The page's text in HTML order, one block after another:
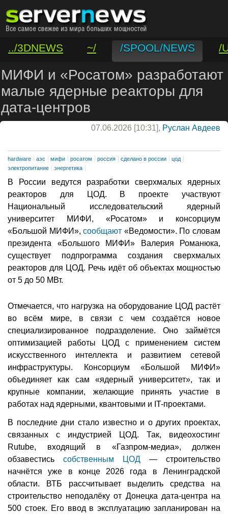
../3DNEWS ~/ /SPOOL/NEWS
/
/VAR/CONTACT
МИФИ и «Росатом» разработают
малые ядерные реакторы для
дата-центров
07.06.2026 [10:31], Руслан Авдеев
hardware аэс мифи росатом россия сделано в россии
цод
электропитание
энергетика
В России ведутся разработки сверхмалых ядерных
реакторов для ЦОД. В проекте участвуют
Национальный исследовательский ядерный
университет МИФИ, «Росатом» и консорциум
«Большой МИФИ»,сообщают «Ведомости». По словам
президента «Большого МИФИ» Валерия Романюка,
существует подпрограмма создания сверхмалых
реакторов для ЦОД. Речь идёт об объектах мощностью
от 5 до 50 МВт.
Отмечается, что нагрузка на оборудование ЦОД растёт
во всём мире, в связи с чем создаётся новое
специализированное подразделение. Оно займётся
оптимизацией работы ЦОД с применением систем
искусственного интеллекта и развитием сетевой
инфраструктуры. Консорциум «Большой МИФИ»
объединяет как сам «ядерный университет», так и
крупные компании, желающие принять участие в
работах над ядерными, квантовыми и IT-проектами.
В последние дни стало известно и о других проектах,
связанных с индустрией ЦОД. Так, видеохостинг
Rutube, входящий в «Газпром-медиа», должен
обзавестись собственным ЦОД — строительство
начнётся уже в конце 2026 года в Ленинградской
области. ВТБ рассчитывает выделить средства на
строительство неподалёку от Донецка дата-центра на
500 стоек. Его ввод в эксплуатацию запланирован на